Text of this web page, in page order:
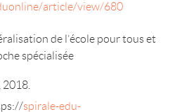
article/view/680
de l’école pour tous et
spécialisée
spirale-edu-